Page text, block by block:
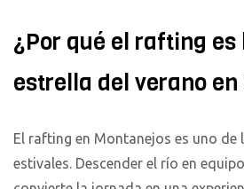
¿Por qué el rafting
estrella del verano
El rafting en Montanejos es uno de
estivales. Descender el río en